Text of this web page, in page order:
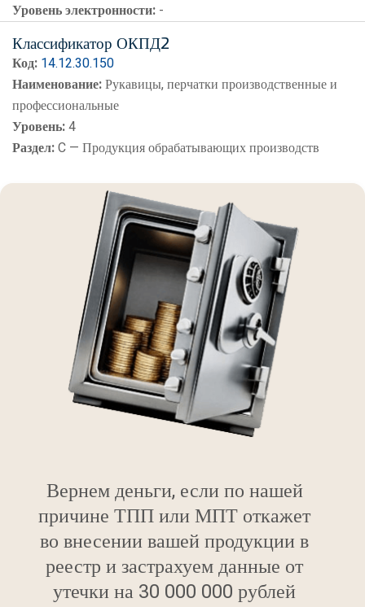
Уровень электронности: -
Классификатор ОКПД2
Код: 14.12.30.150
Наименование:Рукавицы, перчатки производственные и
профессиональные
Уровень:4
Раздел:C — Продукция обрабатывающих производств
Вернем деньги, если по нашей
причине ТПП или МПТ откажет
во внесении вашей продукции в
реестр и застрахуем данные от
утечки на 30 000 000 рублей